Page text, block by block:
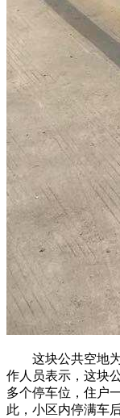
这块公共空地为
作人员表示，这块
多个停车位，住户
此，小区内停满车